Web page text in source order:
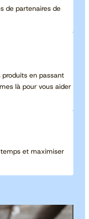
de partenaires de
en passant
là pour vous aider
et maximiser